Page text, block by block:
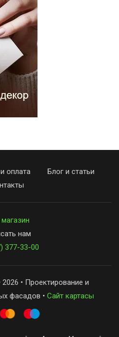
оплата
Блог и статьи
нам
377-33-00
• Проектирование и
фасадов • Сайт картасы